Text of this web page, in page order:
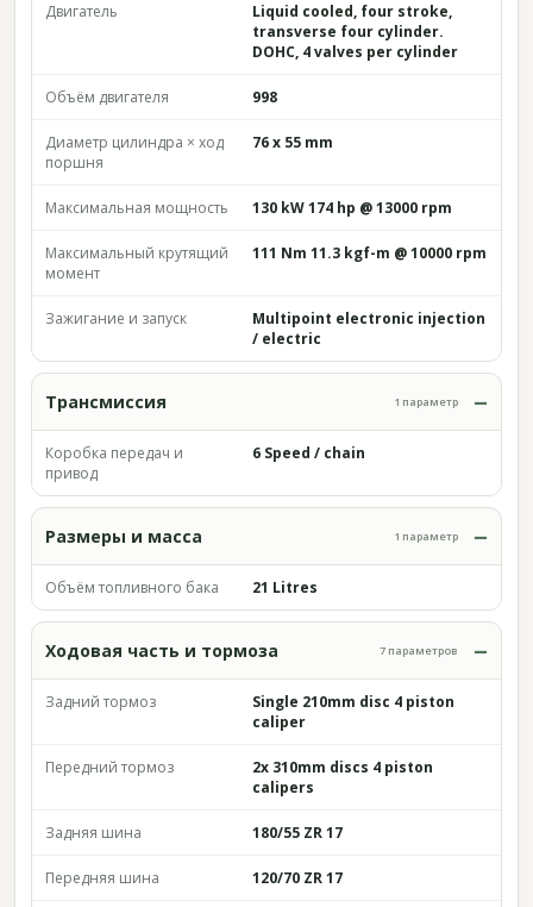
Двигатель
Liquid cooled, four stroke,
transverse four cylinder.
DOHC, 4 valves per cylinder
Объём двигателя 998
Диаметр цилиндра × ход
поршня
76 x 55 mm
Максимальная мощность 130 kW 174 hp @ 13000 rpm
Максимальный крутящий
момент
111 Nm 11.3 kgf-m @ 10000 rpm
Зажигание и запуск
Multipoint electronic injection
/ electric
Трансмиссия 1 параметр
Коробка передач и
привод
6 Speed / chain
Размеры и масса 1 параметр
Объём топливного бака 21 Litres
Ходовая часть и тормоза 7 параметров
Задний тормоз
Single 210mm disc 4 piston
caliper
Передний тормоз
2x 310mm discs 4 piston
calipers
Задняя шина 180/55 ZR 17
Передняя шина 120/70 ZR 17